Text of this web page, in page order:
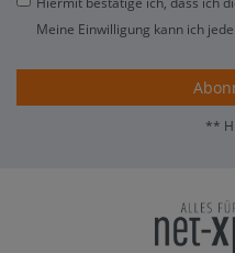
Meine Einwilligung kann ich
**